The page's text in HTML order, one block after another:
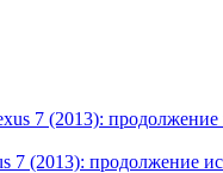
7 (2013): продолжение